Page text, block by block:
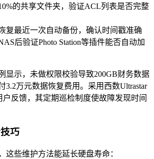
的共享文件夹，验证ACL列表是否完整
复最近一次自动备份，确认时间戳准确
后验证Photo Station等插件能否自动加
显示，未做权限校验导致200GB财务数据
3.2万元数据恢复费用。采用西数Ultrastar
户反馈，其定期巡检制度使故障发现时间
巧
这些维护方法能延长硬盘寿命：